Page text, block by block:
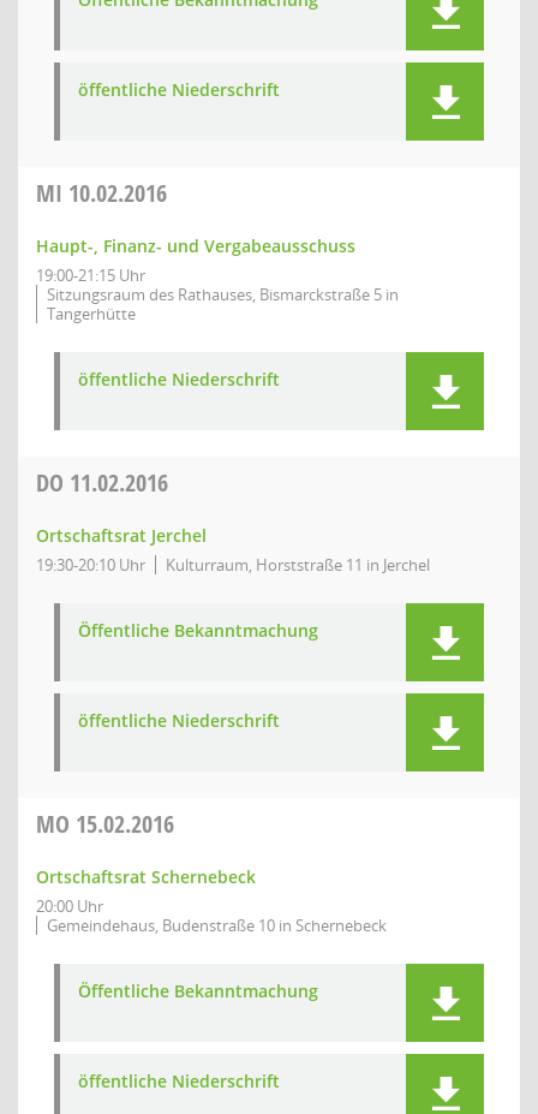
öffentliche Niederschrift
MI 10.02.2016
Haupt-, Finanz- und Vergabeausschuss
19:00-21:15 Uhr
Sitzungsraum des Rathauses, Bismarckstraße 5 in
Tangerhütte
öffentliche Niederschrift
DO 11.02.2016
Ortschaftsrat Jerchel
19:30-20:10 Uhr Kulturraum, Horststraße 11 in Jerchel
Öffentliche Bekanntmachung
öffentliche Niederschrift
MO 15.02.2016
Ortschaftsrat Schernebeck
20:00 Uhr
Gemeindehaus, Budenstraße 10 in Schernebeck
Öffentliche Bekanntmachung
öffentliche Niederschrift